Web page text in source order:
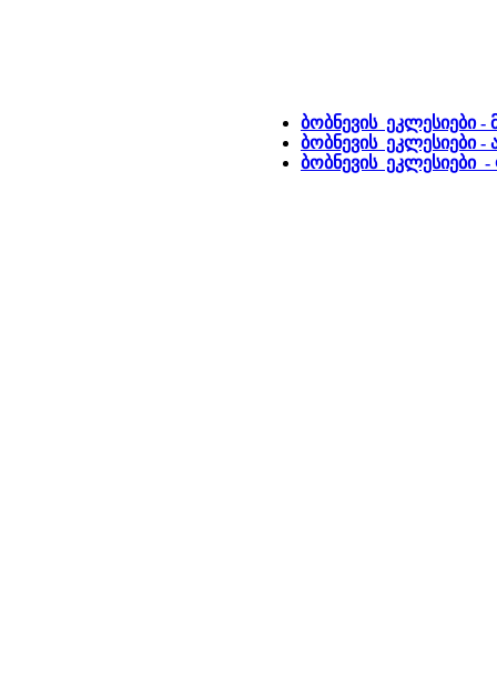
ბობნევის ეკლესიები -
ბობნევის ეკლესიები
ბობნევის